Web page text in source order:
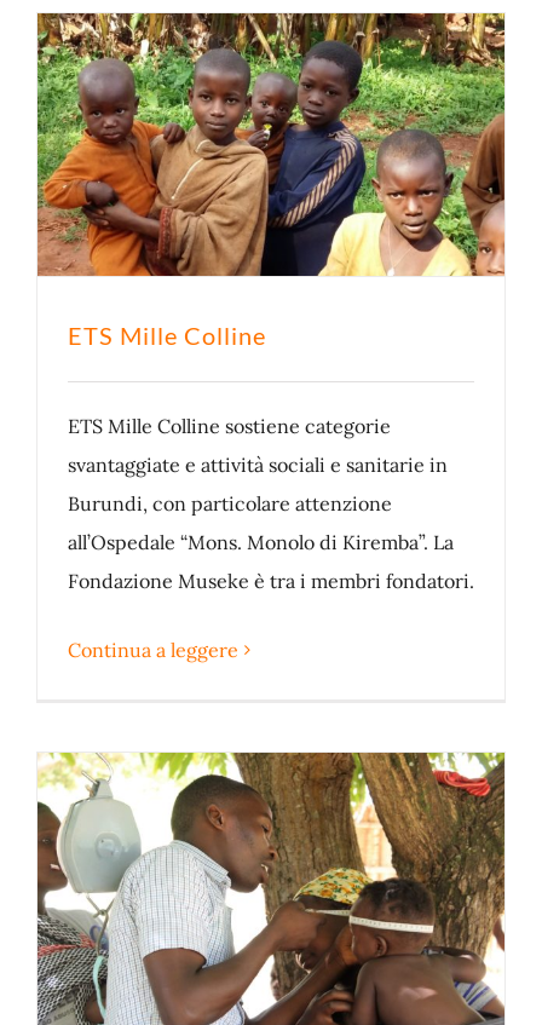
ETS Mille Colline
ETS Mille Colline sostiene categorie
svantaggiate e attività sociali e sanitarie in
Burundi, con particolare attenzione
all’Ospedale “Mons. Monolo di Kiremba”. La
Fondazione Museke è tra i membri fondatori.
Continua a leggere